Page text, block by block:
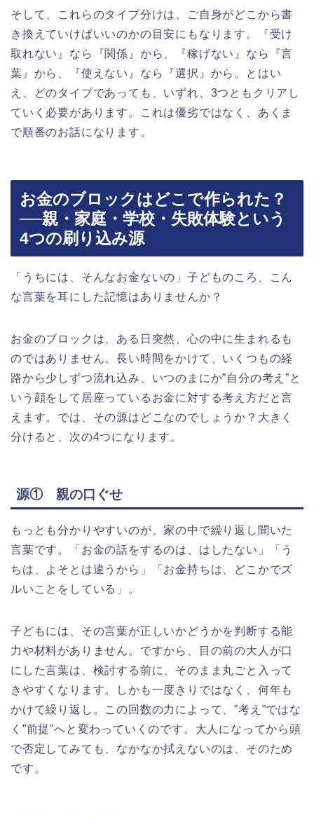
そして、これらのタイプ分けは、ご自身がどこから書
き換えていけばいいのかの目安にもなります。『受け
取れない』なら『関係』から、『稼げない』なら『言
葉』から、『使えない』なら『選択』から。とはい
え、どのタイプであっても、いずれ、3つともクリアし
ていく必要があります。これは優劣ではなく、あくま
で順番のお話になります。
お金のブロックはどこで作られた？
──親・家庭・学校・失敗体験という
4つの刷り込み源
「うちには、そんなお金ないの」子どものころ、こん
な言葉を耳にした記憶はありませんか？
お金のブロックは、ある日突然、心の中に生まれるも
のではありません。長い時間をかけて、いくつもの経
路から少しずつ流れ込み、いつのまにか”自分の考え”と
いう顔をして居座っているお金に対する考え方だと言
えます。では、その源はどこなのでしょうか？大きく
分けると、次の4つになります。
源① 親の口ぐせ
もっとも分かりやすいのが、家の中で繰り返し聞いた
言葉です。「お金の話をするのは、はしたない」「う
ちは、よそとは違うから」「お金持ちは、どこかでズ
ルいことをしている」。
子どもには、その言葉が正しいかどうかを判断する能
力や材料がありません。ですから、目の前の大人が口
にした言葉は、検討する前に、そのまま丸ごと入って
きやすくなります。しかも一度きりではなく、何年も
かけて繰り返し。この回数の力によって、”考え”ではな
く”前提”へと変わっていくのです。大人になってから頭
で否定してみても、なかなか拭えないのは、そのため
です。